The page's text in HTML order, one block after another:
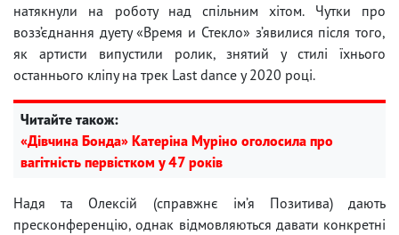
натякнули на роботу над спільним хітом. Чутки про
возз’єднання дуету «Время и Стекло» з’явилися після того,
як артисти випустили ролик, знятий у стилі їхнього
останнього кліпу на трек Last dance у 2020 році.
Читайте також:
«Дівчина Бонда» Катеріна Муріно оголосила про
вагітність первістком у 47 років
Надя та Олексій (справжнє ім’я Позитива) дають
пресконференцію, однак відмовляються давати конкретні